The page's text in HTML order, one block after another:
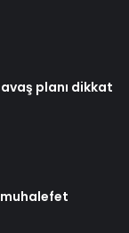
planı dikkat